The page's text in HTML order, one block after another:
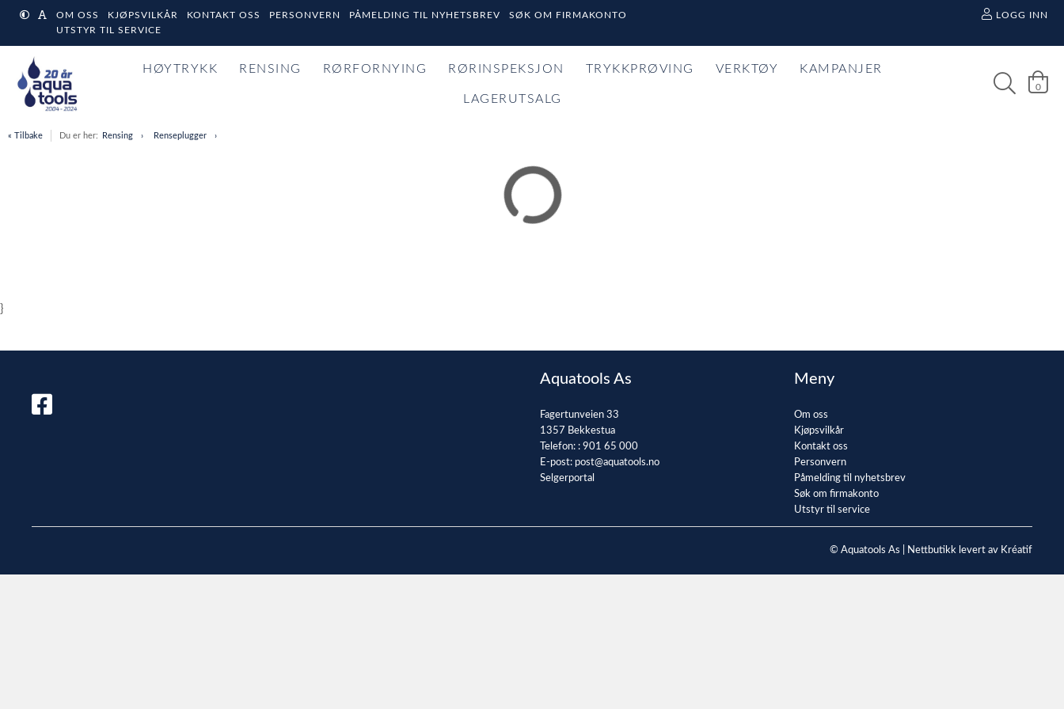
OM OSS KJØPSVILKÅR KONTAKT OSS PERSONVERN PÅMELDING TIL NYHETSBREV
SØK OM FIRMAKONTO
UTSTYR TIL SERVICE
LOGG INN
HØYTRYKK RENSING RØRFORNYING RØRINSPEKSJON TRYKKPRØVING VERKTØY KAMPANJER
LAGERUTSALG
0
« Tilbake Du er her: Rensing Renseplugger
}
Aquatools As
Fagertunveien 33
1357 Bekkestua
Telefon: : 901 65 000
E-post: post@aquatools.no
Selgerportal
Meny
Om oss
Kjøpsvilkår
Kontakt oss
Personvern
Påmelding til nyhetsbrev
Søk om firmakonto
Utstyr til service
© Aquatools As | Nettbutikk levert av Kréatif